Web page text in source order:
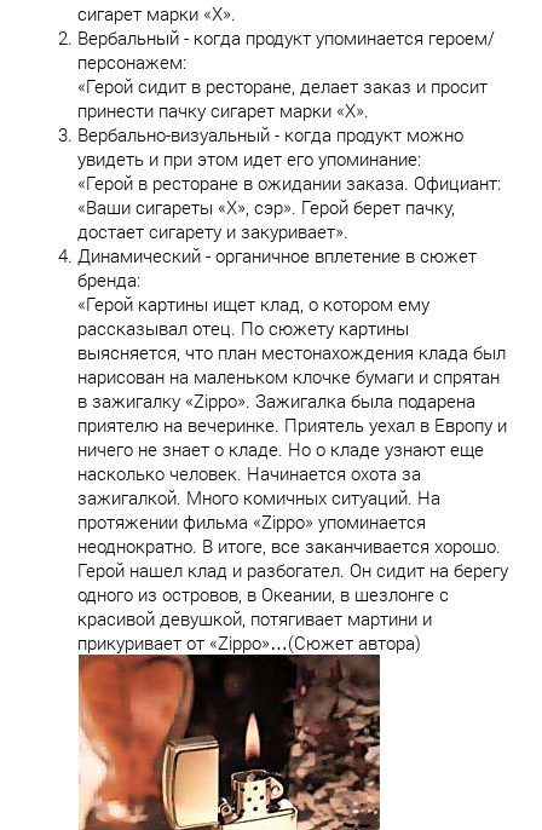
сигарет марки «Х».
Вербальный - когда продукт упоминается героем/
персонажем:
«Герой сидит в ресторане, делает заказ и просит
принести пачку сигарет марки «Х».
Вербально-визуальный - когда продукт можно
увидеть и при этом идет его упоминание:
«Герой в ресторане в ожидании заказа. Официант:
«Ваши сигареты «Х», сэр». Герой берет пачку,
достает сигарету и закуривает».
Динамический - органичное вплетение в сюжет
бренда:
«Герой картины ищет клад, о котором ему
рассказывал отец. По сюжету картины
выясняется, что план местонахождения клада был
нарисован на маленьком клочке бумаги и спрятан
в зажигалку «Zippo». Зажигалка была подарена
приятелю на вечеринке. Приятель уехал в Европу и
ничего не знает о кладе. Но о кладе узнают еще
насколько человек. Начинается охота за
зажигалкой. Много комичных ситуаций. На
протяжении фильма «Zippo» упоминается
неоднократно. В итоге, все заканчивается хорошо.
Герой нашел клад и разбогател. Он сидит на берегу
одного из островов, в Океании, в шезлонге с
красивой девушкой, потягивает мартини и
прикуривает от «Zippo»…(Сюжет автора)